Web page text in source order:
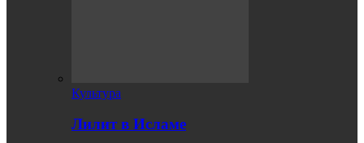
Культура
Лилит в Исламе